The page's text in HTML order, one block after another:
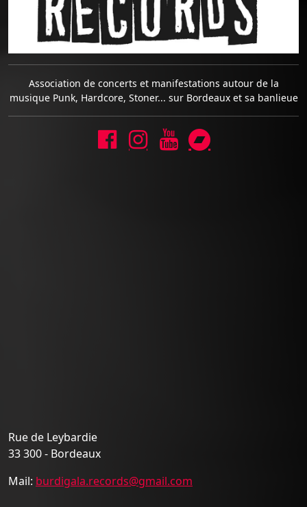
Association de concerts et manifestations autour de la
musique Punk, Hardcore, Stoner... sur Bordeaux et sa banlieue
Rue de Leybardie
33 300 - Bordeaux
Mail: burdigala.records@gmail.com